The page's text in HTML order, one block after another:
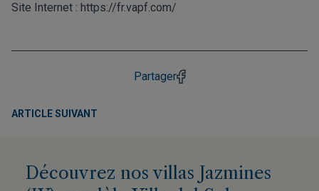
Site Internet : https://fr.vapf.com/
Partager
ARTICLE SUIVANT
Découvrez nos villas Jazmines